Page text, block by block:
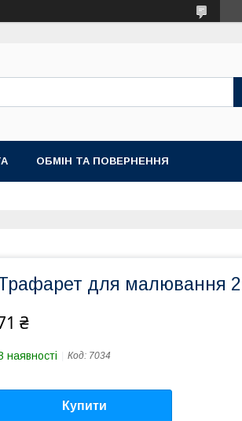
ОБМІН ТА ПОВЕРНЕННЯ
для малювання
₴
наявності Код: 7034
Купити